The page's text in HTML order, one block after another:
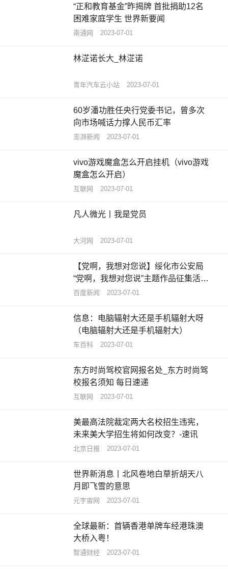
“正和教育基金”昨揭牌 首批捐助12名
困难家庭学生 世界新要闻
南通网 2023-07-01
林淽诺长大_林淽诺
青年汽车云小站 2023-07-01
60岁潘功胜任央行党委书记，曾多次
向市场喊话力撑人民币汇率
澎湃新闻 2023-07-01
vivo游戏魔盒怎么开启挂机（vivo游戏
魔盒怎么开启）
互联网 2023-07-01
凡人微光丨我是党员
大河网 2023-07-01
【党啊，我想对您说】绥化市公安局
“党啊，我想对您说”主题作品征集活动
获奖名单揭晓-今日视点
百度新闻 2023-07-01
信息：电脑辐射大还是手机辐射大呀
（电脑辐射大还是手机辐射大）
车百科 2023-07-01
东方时尚驾校官网报名处_东方时尚驾
校报名须知 每日速递
互联网 2023-07-01
美最高法院裁定两大名校招生违宪，
未来美大学招生将如何改变？-速讯
北京日报 2023-07-01
世界新消息丨北风卷地白草折胡天八
月即飞雪的意思
元宇宙网 2023-07-01
全球最新：首辆香港单牌车经港珠澳
大桥入粤！
智通财经 2023-07-01